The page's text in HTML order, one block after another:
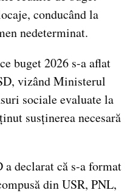
conducând la
nedeterminat.
buget 2026 s-a aflat
vizând Ministerul
sociale evaluate la
susținerea necesară
declarat că s-a format
din USR, PNL,